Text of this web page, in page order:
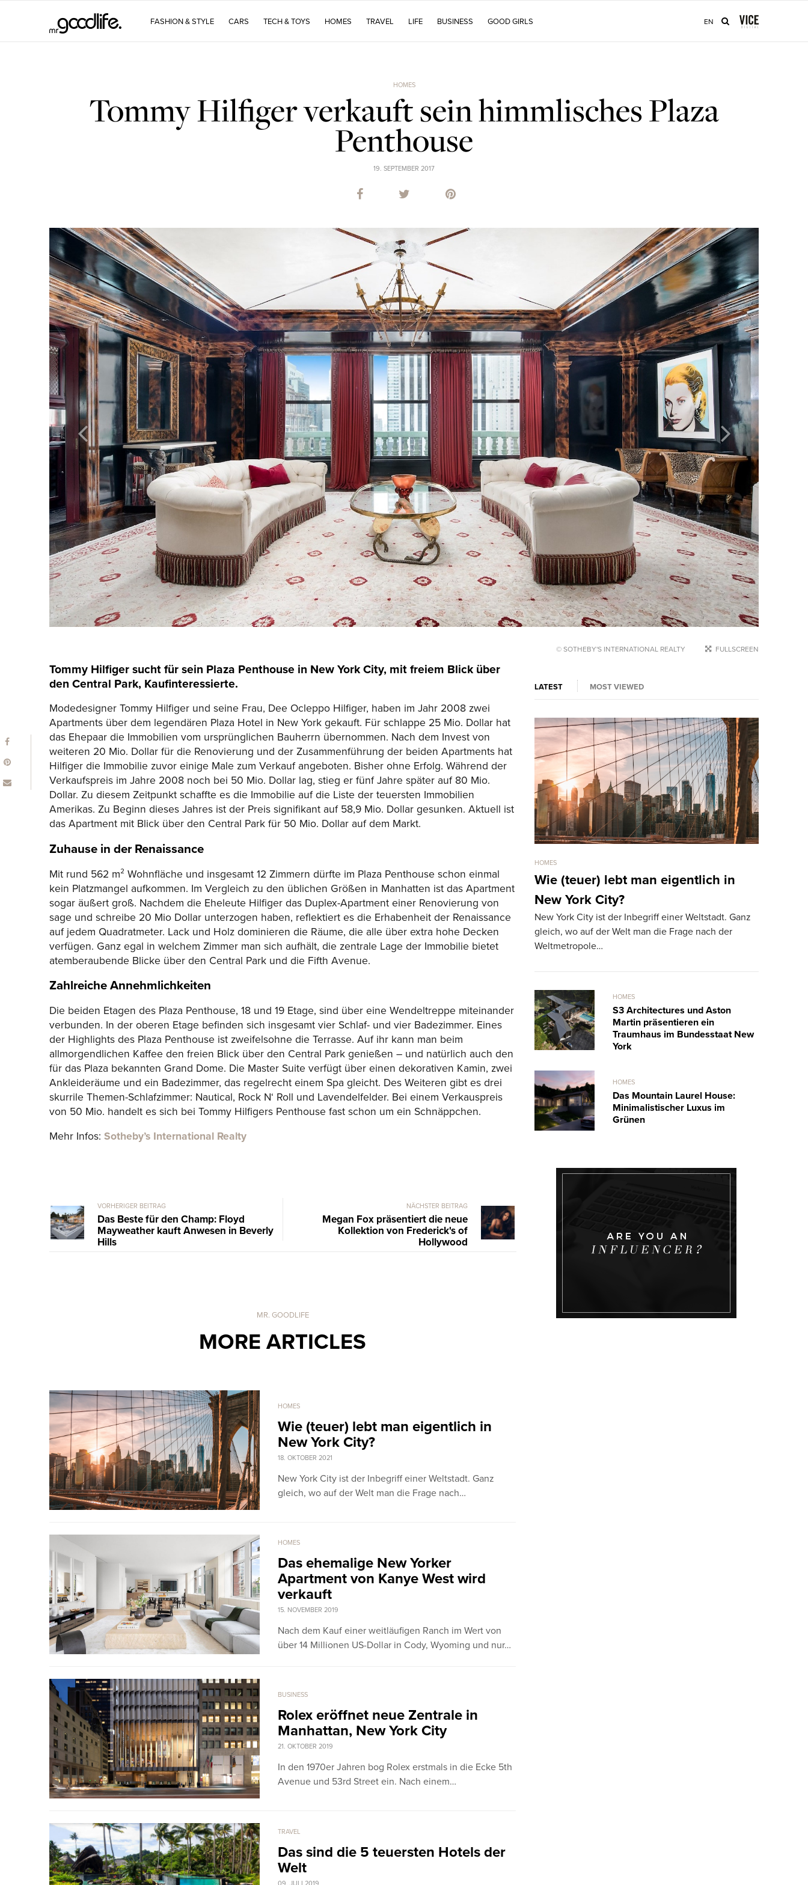
FASHION & STYLE CARS TECH & TOYS HOMES TRAVEL LIFE BUSINESS GOOD GIRLS EN
HOMES
Tommy Hilfiger verkauft sein himmlisches Plaza
Penthouse
19. SEPTEMBER 2017
© SOTHEBY'S INTERNATIONAL REALTY FULLSCREEN
Tommy Hilfiger sucht für sein Plaza Penthouse in New York City, mit freiem Blick über
den Central Park, Kaufinteressierte.
Modedesigner Tommy Hilfiger und seine Frau, Dee Ocleppo Hilfiger, haben im Jahr 2008 zwei
Apartments über dem legendären Plaza Hotel in New York gekauft. Für schlappe 25 Mio. Dollar hat
das Ehepaar die Immobilien vom ursprünglichen Bauherrn übernommen. Nach dem Invest von
weiteren 20 Mio. Dollar für die Renovierung und der Zusammenführung der beiden Apartments hat
Hilfiger die Immobilie zuvor einige Male zum Verkauf angeboten. Bisher ohne Erfolg. Während der
Verkaufspreis im Jahre 2008 noch bei 50 Mio. Dollar lag, stieg er fünf Jahre später auf 80 Mio.
Dollar. Zu diesem Zeitpunkt schaffte es die Immobilie auf die Liste der teuersten Immobilien
Amerikas. Zu Beginn dieses Jahres ist der Preis signifikant auf 58,9 Mio. Dollar gesunken. Aktuell ist
das Apartment mit Blick über den Central Park für 50 Mio. Dollar auf dem Markt.
Zuhause in der Renaissance
Mit rund 562 m² Wohnfläche und insgesamt 12 Zimmern dürfte im Plaza Penthouse schon einmal
kein Platzmangel aufkommen. Im Vergleich zu den üblichen Größen in Manhatten ist das Apartment
sogar äußert groß. Nachdem die Eheleute Hilfiger das Duplex-Apartment einer Renovierung von
sage und schreibe 20 Mio Dollar unterzogen haben, reflektiert es die Erhabenheit der Renaissance
auf jedem Quadratmeter. Lack und Holz dominieren die Räume, die alle über extra hohe Decken
verfügen. Ganz egal in welchem Zimmer man sich aufhält, die zentrale Lage der Immobilie bietet
atemberaubende Blicke über den Central Park und die Fifth Avenue.
Zahlreiche Annehmlichkeiten
Die beiden Etagen des Plaza Penthouse, 18 und 19 Etage, sind über eine Wendeltreppe miteinander
verbunden. In der oberen Etage befinden sich insgesamt vier Schlaf- und vier Badezimmer. Eines
der Highlights des Plaza Penthouse ist zweifelsohne die Terrasse. Auf ihr kann man beim
allmorgendlichen Kaffee den freien Blick über den Central Park genießen – und natürlich auch den
für das Plaza bekannten Grand Dome. Die Master Suite verfügt über einen dekorativen Kamin, zwei
Ankleideräume und ein Badezimmer, das regelrecht einem Spa gleicht. Des Weiteren gibt es drei
skurrile Themen-Schlafzimmer: Nautical, Rock N‘ Roll und Lavendelfelder. Bei einem Verkauspreis
von 50 Mio. handelt es sich bei Tommy Hilfigers Penthouse fast schon um ein Schnäppchen.
Mehr Infos: Sotheby’s International Realty
VORHERIGER BEITRAG
Das Beste für den Champ: Floyd
Mayweather kauft Anwesen in Beverly
Hills
NÄCHSTER BEITRAG
Megan Fox präsentiert die neue
Kollektion von Frederick's of
Hollywood
MR. GOODLIFE
MORE ARTICLES
HOMES
Wie (teuer) lebt man eigentlich in
New York City?
18. OKTOBER 2021
New York City ist der Inbegriff einer Weltstadt. Ganz
gleich, wo auf der Welt man die Frage nach…
HOMES
Das ehemalige New Yorker
Apartment von Kanye West wird
verkauft
15. NOVEMBER 2019
Nach dem Kauf einer weitläufigen Ranch im Wert von
über 14 Millionen US-Dollar in Cody, Wyoming und nur…
BUSINESS
Rolex eröffnet neue Zentrale in
Manhattan, New York City
21. OKTOBER 2019
In den 1970er Jahren bog Rolex erstmals in die Ecke 5th
Avenue und 53rd Street ein. Nach einem…
TRAVEL
Das sind die 5 teuersten Hotels der
Welt
LATEST MOST VIEWED
HOMES
Wie (teuer) lebt man eigentlich in
New York City?
New York City ist der Inbegriff einer Weltstadt. Ganz
gleich, wo auf der Welt man die Frage nach der
Weltmetropole…
HOMES
S3 Architectures und Aston
Martin präsentieren ein
Traumhaus im Bundesstaat New
York
HOMES
Das Mountain Laurel House:
Minimalistischer Luxus im
Grünen